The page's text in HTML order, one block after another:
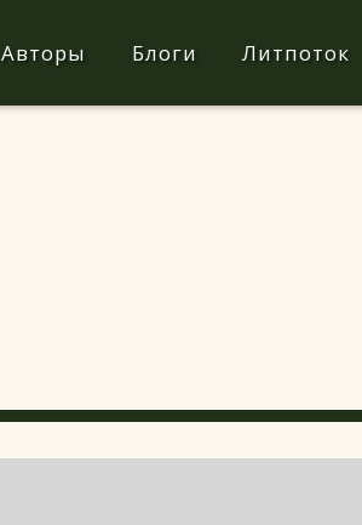
Авторы Блоги Литпоток